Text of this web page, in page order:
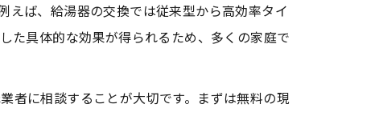
えば、給湯器の交換では従来型から高効率タイ
た具体的な効果が得られるため、多くの家庭で
者に相談することが大切です。まずは無料の現